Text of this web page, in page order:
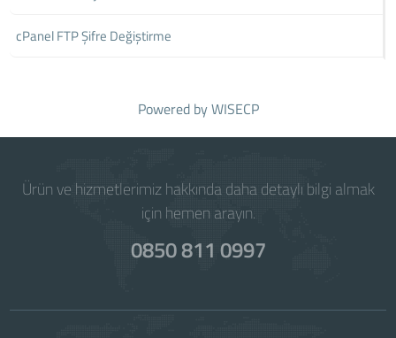
cPanel FTP Şifre Değiştirme
Powered byWISECP
Ürün ve hizmetlerimiz hakkında daha detaylı bilgi almak
için hemen arayın.
0850 811 0997